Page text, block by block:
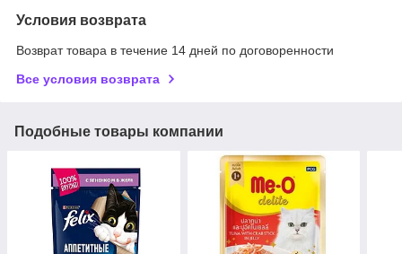
Условия возврата
Возврат товара в течение 14 дней по договоренности
Все условия возврата
Подобные товары компании